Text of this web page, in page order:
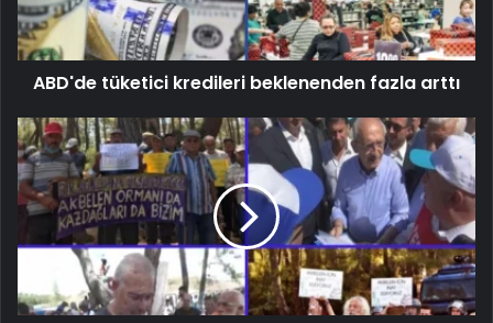
ABD'de tüketici kredileri beklenenden fazla arttı